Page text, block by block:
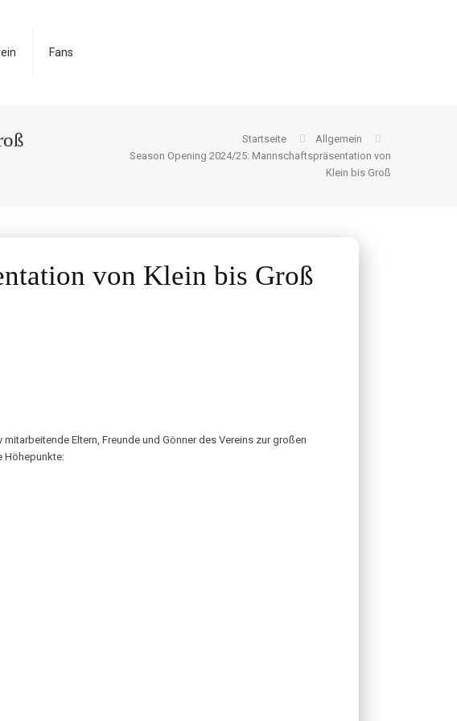
Fans
Startseite
Allgemein
Season Opening 2024/25: Mannschaftspräsentation von
Klein bis Groß
von Klein bis Groß
Eltern, Freunde und Gönner des Vereins zur großen
Höhepunkte: